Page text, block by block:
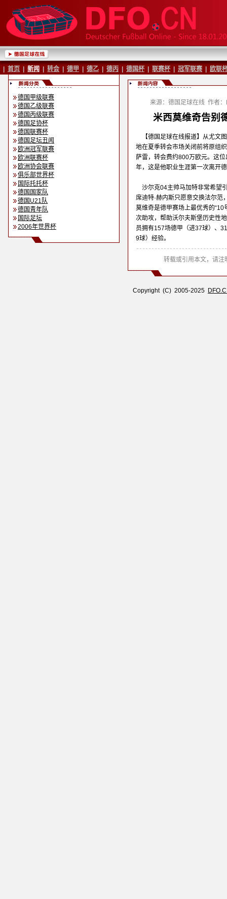
首页 新闻 转会 德甲 德乙 德丙 德国杯 联赛杯 冠军联赛 欧联
德国甲级联赛
德国乙级联赛
德国丙级联赛
德国足协杯
德国联赛杯
德国足坛丑闻
欧洲冠军联赛
欧洲联赛杯
欧洲协会联赛
俱乐部世界杯
国际托托杯
德国国家队
德国U21队
德国青年队
国际足坛
2006年世界杯
来源：德国足球在线 作者
米西莫维奇告别
【德国足球在线报道】从尤文
地在夏季转会市场关闭前将原组
萨雷，转会费约800万欧元。这
年，这是他职业生涯第一次离开
沙尔克04主帅马加特非常希望
席迪特·赫内斯只愿意交换法尔范
莫维奇是德甲赛场上最优秀的
次助攻，帮助沃尔夫斯堡历史性
员拥有157场德甲（进37球）、
9球）经验。
转载或引用本文，请注
Copyright (C) 2005-2025